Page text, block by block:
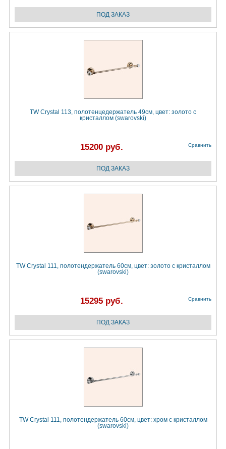
TW Crystal 113, полотенцедержатель 49см, цвет: золото с
кристаллом (swarovski)
15200 руб. Сравнить
TW Crystal 111, полотендержатель 60см, цвет: золото с кристаллом
(swarovski)
15295 руб. Сравнить
TW Crystal 111, полотендержатель 60см, цвет: хром с кристаллом
(swarovski)